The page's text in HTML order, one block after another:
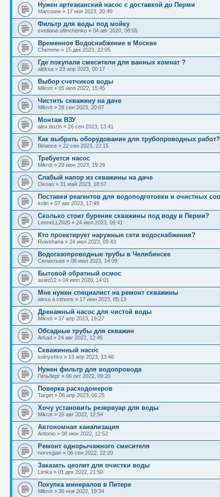
Нужен артезианский насос с доставкой до Перми
Marcoww » 17 ноя 2023, 20:49
Фильтр для воды под мойку
svetlana.ufimchenko » 04 авг 2020, 08:55
Временное Водоснабжение в Москве
Chemme » 15 дек 2023, 22:05
Где покупали смесители для ванных комнат ?
aleksa » 23 апр 2023, 00:17
Выбор счетчиков воды
Mikrot » 05 июл 2022, 15:45
Чистить скважину на даче
Mikrot » 28 сен 2023, 20:07
Монтаж ВЗУ
alex.buzin » 26 сен 2023, 13:41
Как выбрать оборудование для трубопроводных работ?
Binance » 22 сен 2023, 22:15
Требуется насос
Mikrot » 29 июн 2023, 19:28
Слабый напор из скважины на даче
Oksao » 31 май 2023, 18:57
Поставки реагентов для водоподготовки и очистных
kolin » 07 авг 2023, 17:49
Сколько стоит бурение скважины под воду в Перми?
LeoneLL2020 » 24 июл 2023, 09:41
Кто проектирует наружные сети водоснабжения?
Rowshana » 24 июл 2023, 09:43
Водогазопроводные трубы в Челябинске
Силантьев » 08 июл 2023, 14:09
Бытовой обратный осмос
axied12 » 04 июл 2020, 14:01
Мне нужен специалист на ремонт скважины
alexa a cimons » 17 июн 2023, 05:13
Дренажный насос для чистой воды
Mikrot » 17 апр 2023, 19:27
Обсадные трубы для скважин
Arkad » 24 авг 2022, 12:45
Сквaжинный нacос
solnyshko » 13 апр 2023, 13:46
Нужен фильтр для водопровода
Гильберг » 06 окт 2022, 09:20
Поверка расходомеров
Target » 06 апр 2023, 06:25
Хочу установить резервуар для воды
Mikrot » 26 авг 2022, 12:54
Автономная канализация
Antonio » 08 июн 2022, 12:52
Ремонт однорычажного смесителя
norvegian » 06 сен 2022, 22:20
Заказать цеолит для очистки воды
Limka » 01 дек 2022, 21:50
Покупка минералов в Питере
Mikrot » 30 ноя 2022, 19:34